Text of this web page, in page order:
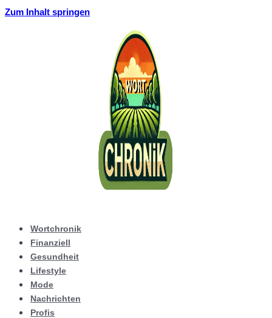
Zum Inhalt springen
Wortchronik
Finanziell
Gesundheit
Lifestyle
Mode
Nachrichten
Profis